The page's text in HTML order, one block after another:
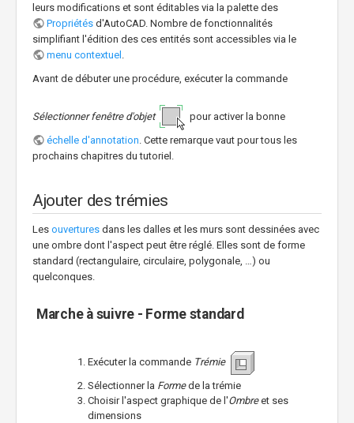
leurs modifications et sont éditables via la palette des
Propriétés d'AutoCAD. Nombre de fonctionnalités
simplifiant l'édition des ces entités sont accessibles via le
menu contextuel
Avant de débuter une procédure, exécuter la commande
Sélectionner fenêtre d'objet
pour activer la bonne
échelle d'annotation . Cette remarque vaut pour tous les
prochains chapitres du tutoriel.
Ajouter des trémies
Les ouvertures dans les dalles et les murs sont dessinées avec
une ombre dont l'aspect peut être réglé. Elles sont de forme
standard (rectangulaire, circulaire, polygonale, …) ou
quelconques.
Marche à suivre - Forme standard
Exécuter la commande Trémie
Sélectionner la Formede la trémie
Choisir l'aspect graphique de l'Ombreet ses
dimensions